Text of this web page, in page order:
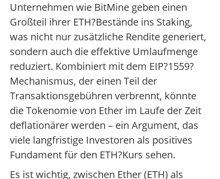
Unternehmen wie BitMine geben einen
Großteil ihrer ETH?Bestände ins Staking,
was nicht nur zusätzliche Rendite generiert,
sondern auch die effektive Umlaufmenge
reduziert. Kombiniert mit dem EIP?1559?
Mechanismus, der einen Teil der
Transaktionsgebühren verbrennt, könnte
die Tokenomie von Ether im Laufe der Zeit
deflationärer werden – ein Argument, das
viele langfristige Investoren als positives
Fundament für den ETH?Kurs sehen.
Es ist wichtig, zwischen Ether (ETH) als